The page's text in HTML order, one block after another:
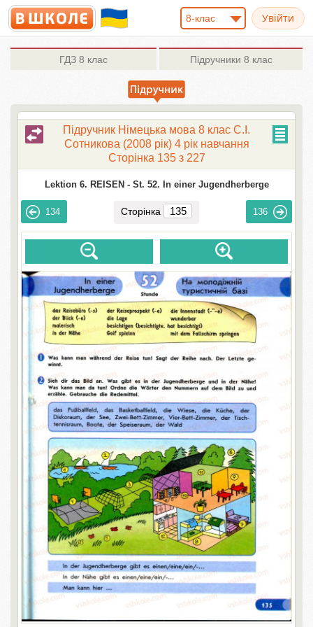
8-клас
ГДЗ 8 клас Підручники 8 клас
Підручник Німецька мова 8 клас С.І.
Сотникова (2008 рік) 4 рік навчання
Сторінка 135 з 227
Lektion 6. REISEN - St. 52. In einer Jugendherberge
134 Сторінка 136